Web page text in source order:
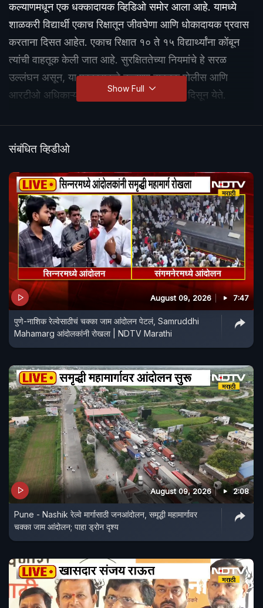
कल्याणमधून एक धक्कादायक व्हिडिओ समोर आला आहे. यामध्ये
शाळकरी विद्यार्थी एकाच रिक्षातून जीवघेणा आणि धोकादायक प्रवास
करताना दिसत आहेत. एकाच रिक्षात १० ते १५ विद्यार्थ्यांना कोंबून
त्यांची वाहतूक केली जात आहे. सुरक्षिततेच्या नियमांचे हे सरळ
उल्लंघन असून, या प्रकाराकडे कल्याण वाहतूक पोलीस आणि
आरटीओ अधिकाऱ्यांचे झालेले मोठे दुर्लक्ष स्पष्टपणे दिसून येते.
Show Full
संबंधित व्हिडीओ
August 09, 2026 7:47
पुणे-नाशिक रेल्वेसाठीचं चक्का जाम आंदोलन पेटलं, Samruddhi
Mahamarg आंदोलकांनी रोखला | NDTV Marathi
August 09, 2026 2:08
Pune - Nashik रेल्वे मार्गासाठी जनआंदोलन, समृद्धी महामार्गावर
चक्का जाम आंदोलन; पाहा ड्रोन दृश्य